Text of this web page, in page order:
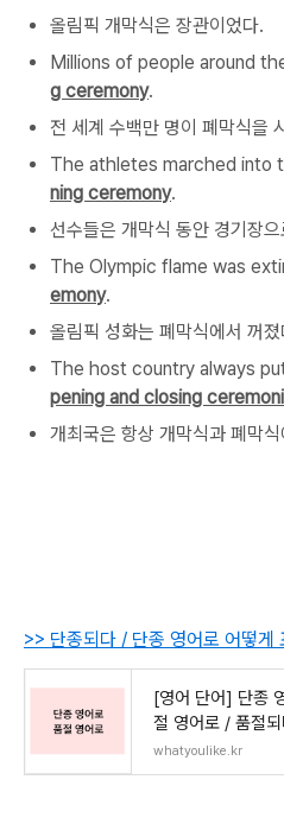
올림픽 개막식은 장관이었다.
Millions of people around
g ceremony.
전 세계 수백만 명이 폐막식을
The athletes marched into
ning ceremony.
선수들은 개막식 동안 경기장
The Olympic flame was
emony.
올림픽 성화는 폐막식에서 꺼졌
The host country always
pening and closing
개최국은 항상 개막식과 폐막
>> 단종되다 / 단종 영어로 어떻게
[영어 단어] 단종
절 영어로 / 품절
whatyoulike.kr